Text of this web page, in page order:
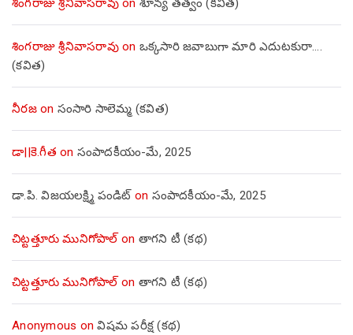
శింగరాజు శ్రీనివాసరావుon ఒక్కసారి జవాబుగా మారి ఎదుటకురా….
(కవిత)
నీరజon సంసారి సాలెమ్మ (కవిత)
డా||కె.గీత on సంపాదకీయం-మే, 2025
డా.పి. విజయలక్ష్మి పండిట్ on సంపాదకీయం-మే, 2025
చిట్టత్తూరు మునిగోపాల్on తాగని టీ (కథ)
చిట్టత్తూరు మునిగోపాల్on తాగని టీ (కథ)
Anonymous onవిషమ పరీక్ష (క‌థ‌)